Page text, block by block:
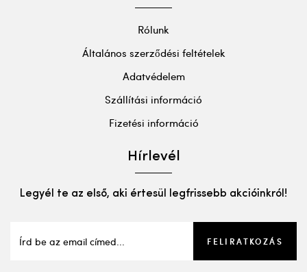
Rólunk
Általános szerződési feltételek
Adatvédelem
Szállítási információ
Fizetési információ
Hírlevél
Legyél te az első, aki értesül legfrissebb akcióinkról!
FELIRATKOZÁS